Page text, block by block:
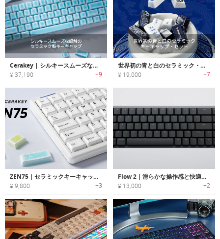
Cerakey | シルキースムーズな感触のセラミック製キーキャップ「セラキー」
¥ 37,190 +9
世界初の青と白のセラミック・キーキャップ・セット
¥ 19,000 +7
ZEN75｜セラミックキーキャップのロープロファイルキーボード
¥ 9,800 +3
Flow 2｜滑らかな操作感と快適な打鍵感を両立！タッチバー搭載キーボード
¥ 13,000 +2